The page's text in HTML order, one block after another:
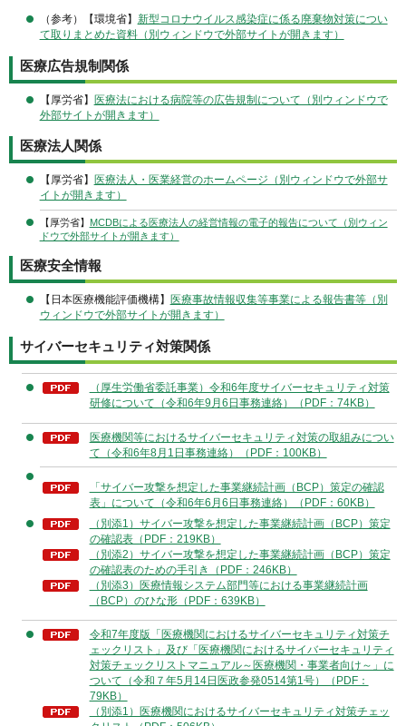
（参考）【環境省】 新型コロナウイルス感染症に係る廃棄物対策につい
て取りまとめた資料（別ウィンドウで外部サイトが開きます）
医療広告規制関係
【厚労省】 医療法における病院等の広告規制について（別ウィンドウで
外部サイトが開きます）
医療法人関係
【厚労省】
医療法人・医業経営のホームページ（別ウィンドウで外部サ
イトが開きます）
【厚労省】
MCDBによる医療法人の経営情報の電子的報告について（別ウィン
ドウで外部サイトが開きます）
医療安全情報
【日本医療機能評価機構】
医療事故情報収集等事業による報告書等（別
ウィンドウで外部サイトが開きます）
サイバーセキュリティ対策関係
（厚生労働省委託事業）令和6年度サイバーセキュリティ対策
研修について（令和6年9月6日事務連絡）（PDF：74KB）
医療機関等におけるサイバーセキュリティ対策の取組みについ
て（令和6年8月1日事務連絡）（PDF：100KB）
「サイバー攻撃を想定した事業継続計画（BCP）策定の確認
表」について（令和6年6月6日事務連絡）（PDF：60KB）
（別添1）サイバー攻撃を想定した事業継続計画（BCP）策定
の確認表（PDF：219KB）
（別添2）サイバー攻撃を想定した事業継続計画（BCP）策定
の確認表のための手引き（PDF：246KB）
（別添3）医療情報システム部門等における事業継続計画
（BCP）のひな形（PDF：639KB）
令和7年度版「医療機関におけるサイバーセキュリティ対策チ
ェックリスト」及び「医療機関におけるサイバーセキュリティ
対策チェックリストマニュアル～医療機関・事業者向け～」に
ついて（令和７年5月14日医政参発0514第1号）（PDF：
79KB）
（別添1）医療機関におけるサイバーセキュリティ対策チェッ